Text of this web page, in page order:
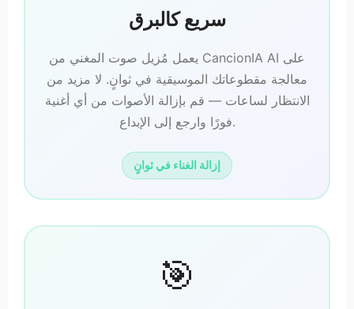
سريع كالبرق
يعمل مُزيل صوت المغني من CancionIA AI على
معالجة مقطوعاتك الموسيقية في ثوانٍ. لا مزيد من
الانتظار لساعات — قم بإزالة الأصوات من أي أغنية
فورًا وارجع إلى الإبداع.
إزالة الغناء في ثوانٍ
🎯